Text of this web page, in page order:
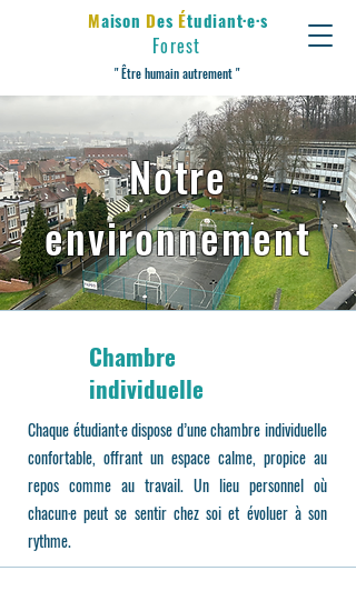
Maison Des Étudiant·e·s
Forest
​" Être humain autrement "
Notre
environnement
Chambre
individuelle
Chaque étudiant·e dispose d’une chambre individuelle
confortable, offrant un espace calme, propice au
repos comme au travail. Un lieu personnel où
chacun·e peut se sentir chez soi et évoluer à son
rythme.